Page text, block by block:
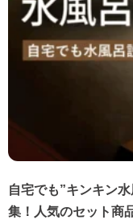
自宅でも”キンキン
集！人気のセット商